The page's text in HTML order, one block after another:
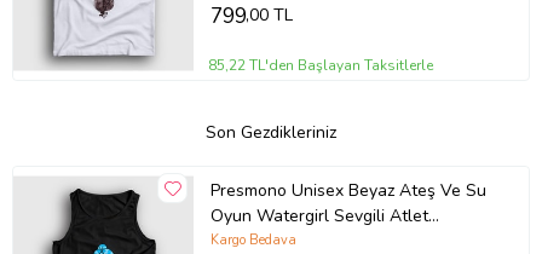
799,00 TL
85,22 TL'den Başlayan Taksitlerle
Son Gezdikleriniz
Presmono Unisex Beyaz Ateş Ve Su
Oyun Watergirl Sevgili Atlet
457649tt (Siyah)
Kargo Bedava